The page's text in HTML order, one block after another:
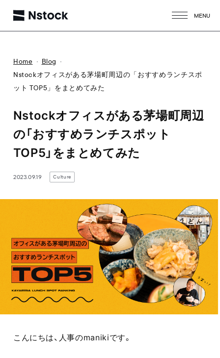
MENU
Home
Blog
Nstockオフィスがある茅場町周辺の「おすすめランチスポ
ット TOP5」をまとめてみた
Nstockオフィスがある茅場町周辺
の「おすすめランチスポット
TOP5」をまとめてみた
2023.09.19 Culture
こんにちは、人事のmanikiです。